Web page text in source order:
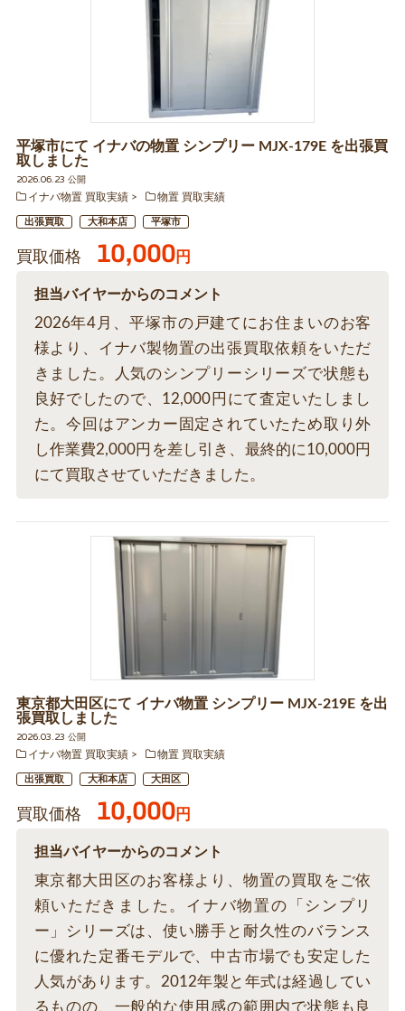
平塚市にて イナバの物置 シンプリー MJX-179E を出張買
取しました
2026.06.23 公開
イナバ物置 買取実績
物置 買取実績
出張買取 大和本店 平塚市
買取価格 10,000円
担当バイヤーからのコメント
2026年4月、平塚市の戸建てにお住まいのお客
様より、イナバ製物置の出張買取依頼をいただ
きました。人気のシンプリーシリーズで状態も
良好でしたので、12,000円にて査定いたしまし
た。今回はアンカー固定されていたため取り外
し作業費2,000円を差し引き、最終的に10,000円
にて買取させていただきました。
東京都大田区にて イナバ物置 シンプリー MJX-219E を出
張買取しました
2026.03.23 公開
イナバ物置 買取実績
物置 買取実績
出張買取 大和本店 大田区
買取価格 10,000円
担当バイヤーからのコメント
東京都大田区のお客様より、物置の買取をご依
頼いただきました。イナバ物置の「シンプリ
ー」シリーズは、使い勝手と耐久性のバランス
に優れた定番モデルで、中古市場でも安定した
人気があります。2012年製と年式は経過してい
るものの、一般的な使用感の範囲内で状態も良